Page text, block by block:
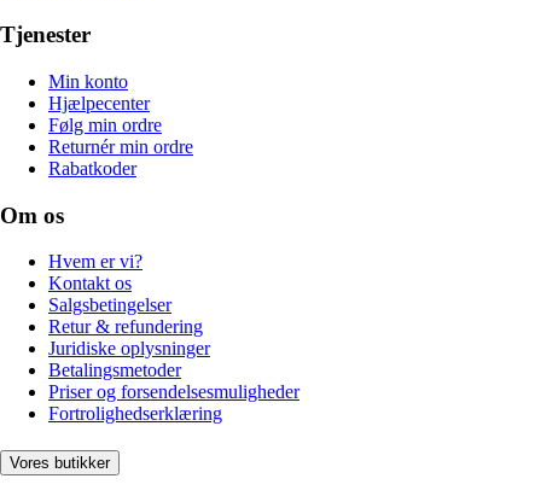
Tjenester
Min konto
Hjælpecenter
Følg min ordre
Returnér min ordre
Rabatkoder
Om os
Hvem er vi?
Kontakt os
Salgsbetingelser
Retur & refundering
Juridiske oplysninger
Betalingsmetoder
Priser og forsendelsesmuligheder
Fortrolighedserklæring
Vores butikker